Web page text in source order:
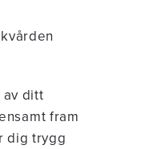
av ditt
fram
dig trygg